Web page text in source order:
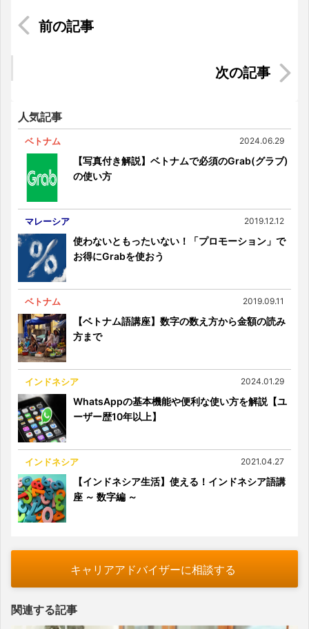
マレーシアで食べたい!おすすめのローカル朝ごは
インドネシア生活の節約術を伝授します！！
人気記事
ベトナム 2024.06.29
【写真付き解説】ベトナムで必須のGrab(グラブ)
の使い方
マレーシア 2019.12.12
使わないともったいない！「プロモーション」で
お得にGrabを使おう
ベトナム 2019.09.11
【ベトナム語講座】数字の数え方から金額の読み
方まで
インドネシア 2024.01.29
WhatsAppの基本機能や便利な使い方を解説【ユ
ーザー歴10年以上】
インドネシア 2021.04.27
【インドネシア生活】使える！インドネシア語講
座 ～ 数字編 ～
キャリアアドバイザーに相談する
関連する記事